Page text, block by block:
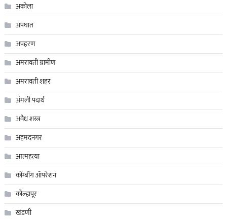
अकोला
अपघात
अपहरण
अमरावती ग्रामीण
अमरावती शहर
अंमली पदार्थ
अवैध शस्त्र
अहमदनगर
आत्महत्या
कोंम्बींग ॲापरेशन
कोल्हापूर
खंडणी